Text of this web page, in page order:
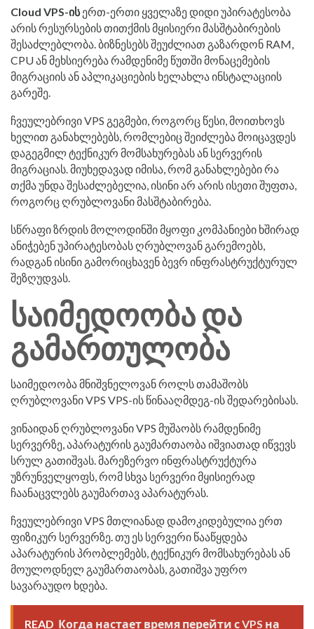
Cloud VPS-ისერთ-ერთი ყველაზე დიდი უპირატესობა
არის რესურსების თითქმის მყისიერი მასშტაბირების
შესაძლებლობა. ბიზნესებს შეუძლიათ გაზარდონ RAM,
CPU ან მეხსიერება რამდენიმე წუთში მონაცემების
მიგრაციის ან აპლიკაციების ხელახლა ინსტალაციის
გარეშე.
ჩვეულებრივი VPS გეგმები, როგორც წესი, მოითხოვს
ხელით განახლებებს, რომლებიც შეიძლება მოიცავდეს
დაგეგმილ ტექნიკურ მომსახურებას ან სერვერის
მიგრაციას. მიუხედავად იმისა, რომ განახლებები რა
თქმა უნდა შესაძლებელია, ისინი არ არის ისეთი შუფთა,
როგორც ღრუბლოვანი მასშტაბირება.
სწრაფი ზრდის მოლოდინში მყოფი კომპანიები ხშირად
ანიჭებენ უპირატესობას ღრუბლოვან გარემოებს,
რადგან ისინი გამორიცხავენ ბევრ ინფრასტრუქტურულ
შეზღუდვას.
საიმედოობა და
გამართულობა
საიმედოობა მნიშვნელოვან როლს თამაშობს
ღრუბლოვანი VPS VPS-ის წინააღმდეგ-ის შედარებისას.
ვინაიდან ღრუბლოვანი VPS მუშაობს რამდენიმე
სერვერზე, აპარატურის გაუმართაობა იშვიათად იწვევს
სრულ გათიშვას. მარეზერვო ინფრასტრუქტურა
უზრუნველყოფს, რომ სხვა სერვერი მყისიერად
ჩაანაცვლებს გაუმართავ აპარატურას.
ჩვეულებრივი VPS მთლიანად დამოკიდებულია ერთ
ფიზიკურ სერვერზე. თუ ეს სერვერი წააწყდება
აპარატურის პრობლემებს, ტექნიკურ მომსახურებას ან
მოულოდნელ გაუმართაობას, გათიშვა უფრო
სავარაუდო ხდება.
READ Когда настает время перейти с VPS на